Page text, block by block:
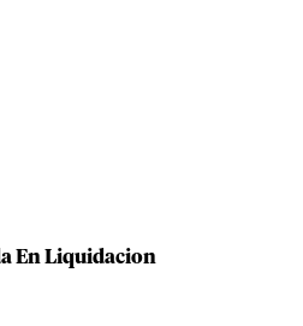
En Liquidacion